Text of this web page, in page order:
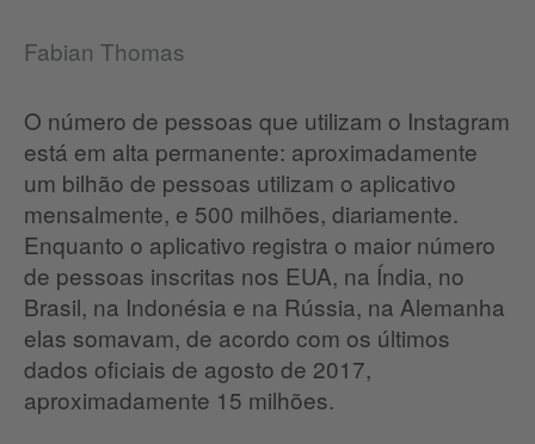
Fabian Thomas
O número de pessoas que utilizam o Instagram
está em alta permanente: aproximadamente
um bilhão de pessoas utilizam o aplicativo
mensalmente, e 500 milhões, diariamente.
Enquanto o aplicativo registra o maior número
de pessoas inscritas nos EUA, na Índia, no
Brasil, na Indonésia e na Rússia, na Alemanha
elas somavam, de acordo com os últimos
dados oficiais de agosto de 2017,
aproximadamente 15 milhões.